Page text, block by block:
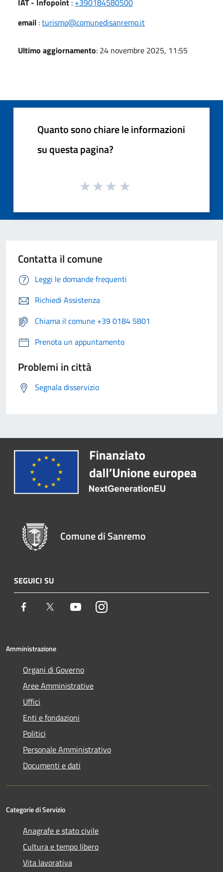
email :turismo@comunedisanremo.it
Ultimo aggiornamento: 24 novembre 2025, 11:55
Quanto sono chiare le informazioni
su questa pagina?
Contatta il comune
Leggi le domande frequenti
Richiedi Assistenza
Chiama il comune +39 0184 5801
Prenota un appuntamento
Problemi in città
Segnala disservizio
Comune di Sanremo
SEGUICI SU
Facebook Twitter YoutubeInstagram
Amministrazione
Organi di Governo
Aree Amministrative
Uffici
Enti e fondazioni
Politici
Personale Amministrativo
Documenti e dati
Categorie di Servizio
Anagrafe e stato civile
Cultura e tempo libero
Vita lavorativa